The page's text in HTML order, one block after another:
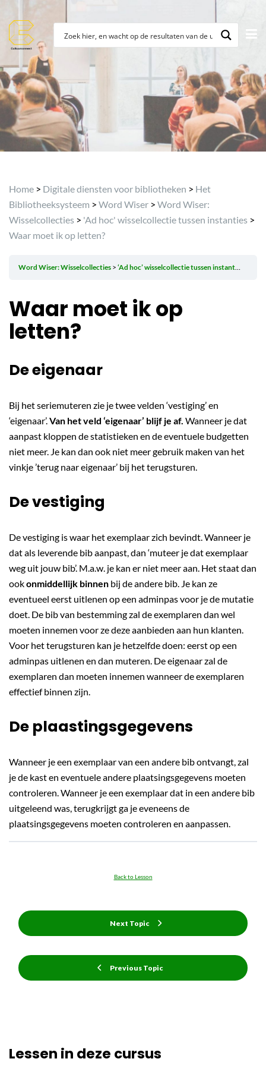
Archief
Home > Digitale diensten voor bibliotheken > Het
Bibliotheeksysteem > Word Wiser > Word Wiser:
Wisselcollecties > 'Ad hoc' wisselcollectie tussen instanties >
Waar moet ik op letten?
Word Wiser: Wisselcollecties ‘Ad hoc’ wisselcollectie tussen instanties
Waar moet ik op
letten?
De eigenaar
Bij het seriemuteren zie je twee velden ‘vestiging’ en
‘eigenaar’.Van het veld ‘eigenaar’ blijf je af. Wanneer je dat
aanpast kloppen de statistieken en de eventuele budgetten
niet meer. Je kan dan ook niet meer gebruik maken van het
vinkje ’terug naar eigenaar’ bij het terugsturen.
De vestiging
De vestiging is waar het exemplaar zich bevindt. Wanneer je
dat als leverende bib aanpast, dan ‘muteer je dat exemplaar
weg uit jouw bib’. M.a.w. je kan er niet meer aan. Het staat dan
ookonmiddellijk binnen bij de andere bib. Je kan ze
eventueel eerst uitlenen op een adminpas voor je de mutatie
doet. De bib van bestemming zal de exemplaren dan wel
moeten innemen voor ze deze aanbieden aan hun klanten.
Voor het terugsturen kan je hetzelfde doen: eerst op een
adminpas uitlenen en dan muteren. De eigenaar zal de
exemplaren dan moeten innemen wanneer de exemplaren
effectief binnen zijn.
De plaastingsgegevens
Wanneer je een exemplaar van een andere bib ontvangt, zal
je de kast en eventuele andere plaatsingsgegevens moeten
controleren. Wanneer je een exemplaar dat in een andere bib
uitgeleend was, terugkrijgt ga je eveneens de
plaatsingsgegevens moeten controleren en aanpassen.
Previous Topic
Back to Lesson
Next Topic
Lessen in deze cursus